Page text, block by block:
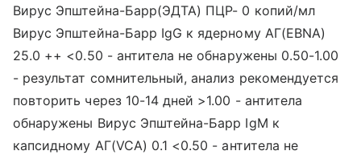
Вирус Эпштейна-Барр(ЭДТА) ПЦР- 0 копий/мл
Вирус Эпштейна-Барр IgG к ядерному АГ(EBNA)
25.0 ++ <0.50 - антитела не обнаружены 0.50-1.00
- результат сомнительный, анализ рекомендуется
повторить через 10-14 дней >1.00 - антитела
обнаружены Вирус Эпштейна-Барр IgM к
капсидному АГ(VCA) 0.1 <0.50 - антитела не